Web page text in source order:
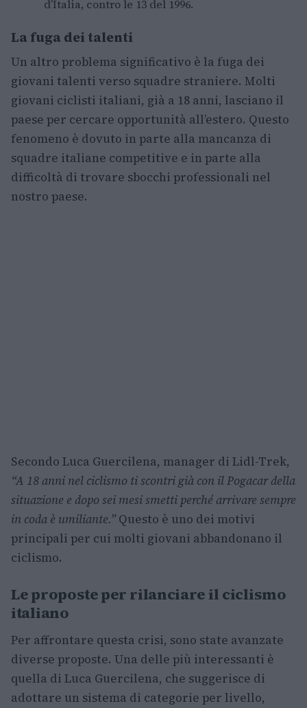
d’Italia, contro le 13 del 1996.
La fuga dei talenti
Un altro problema significativo è la fuga dei
giovani talenti verso squadre straniere. Molti
giovani ciclisti italiani, già a 18 anni, lasciano il
paese per cercare opportunità all’estero. Questo
fenomeno è dovuto in parte alla mancanza di
squadre italiane competitive e in parte alla
difficoltà di trovare sbocchi professionali nel
nostro paese.
Secondo Luca Guercilena, manager di Lidl-Trek,
“A 18 anni nel ciclismo ti scontri già con il Pogacar della
situazione e dopo sei mesi smetti perché arrivare sempre
in coda è umiliante.”Questo è uno dei motivi
principali per cui molti giovani abbandonano il
ciclismo.
Le proposte per rilanciare il ciclismo
italiano
Per affrontare questa crisi, sono state avanzate
diverse proposte. Una delle più interessanti è
quella di Luca Guercilena, che suggerisce di
adottare un sistema di categorie per livello,